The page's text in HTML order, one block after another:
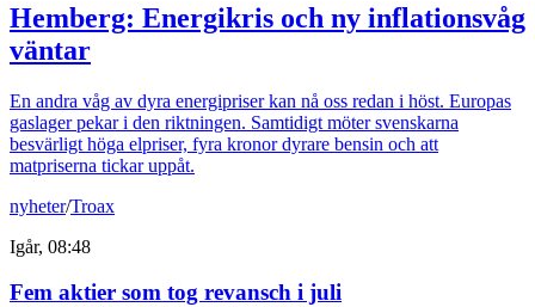
Hemberg: Energikris och ny inflationsvåg
väntar
En andra våg av dyra energipriser kan nå oss redan i höst. Europas
gaslager pekar i den riktningen. Samtidigt möter svenskarna
besvärligt höga elpriser, fyra kronor dyrare bensin och att
matpriserna tickar uppåt.
nyheter/Troax
Igår, 08:48
Fem aktier som tog revansch i juli